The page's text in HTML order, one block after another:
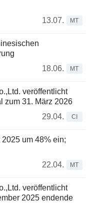
13.07.
MT
18.06.
MT
veröffentlicht
zum 31. März 2026
29.04.
CI
um 48% ein;
22.04.
MT
veröffentlicht
2025 endende